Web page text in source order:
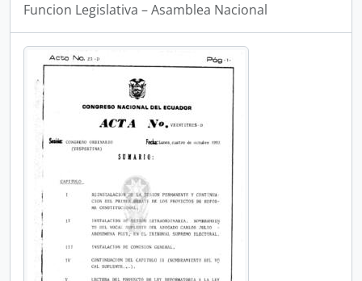
Funcion Legislativa – Asamblea Nacional